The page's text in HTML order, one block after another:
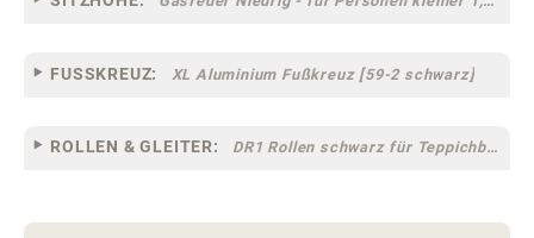
FUSSKREUZ: XL Aluminium Fußkreuz [59-2 schwarz]
ROLLEN & GLEITER: DR1 Rollen schwarz für Teppichböden [10]